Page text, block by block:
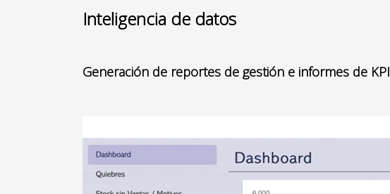
Inteligencia de datos
Generación de reportes de gestión e informes de KPI